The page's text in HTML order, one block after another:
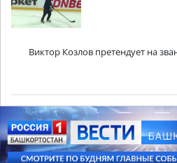
Виктор Козлов претендует на